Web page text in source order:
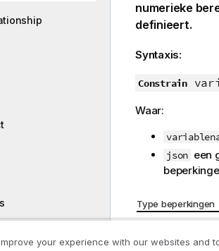
numerieke
definieert.
Syntaxis:
Constrain
Waar:
json een
Type beperkingen
(sleutel)
your experience with our websites and